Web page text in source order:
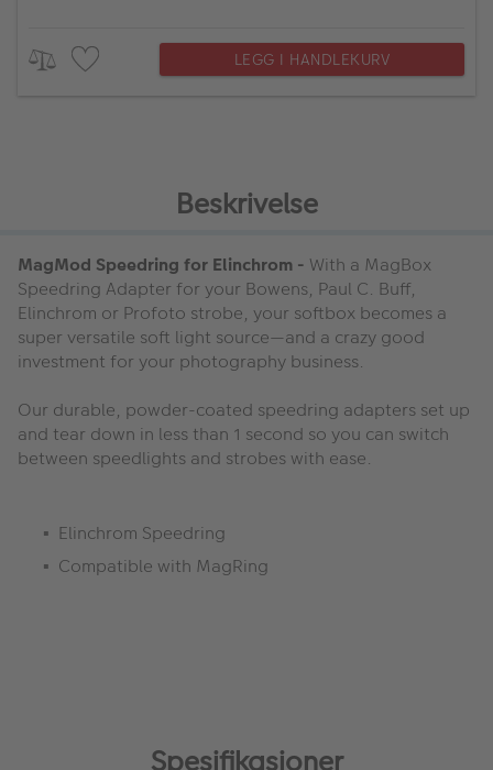
LEGG I HANDLEKURV
Beskrivelse
MagMod Speedring for Elinchrom - With a MagBox
Speedring Adapter for your Bowens, Paul C. Buff,
Elinchrom or Profoto strobe, your softbox becomes a
super versatile soft light source—and a crazy good
investment for your photography business.
Our durable, powder-coated speedring adapters set up
and tear down in less than 1 second so you can switch
between speedlights and strobes with ease.
Elinchrom Speedring
Compatible with MagRing
Spesifikasjoner